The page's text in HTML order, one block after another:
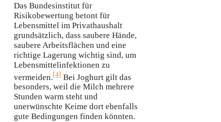
Das Bundesinstitut für
Risikobewertung betont für
Lebensmittel im Privathaushalt
grundsätzlich, dass saubere Hände,
saubere Arbeitsflächen und eine
richtige Lagerung wichtig sind, um
Lebensmittelinfektionen zu
vermeiden.[4] Bei Joghurt gilt das
besonders, weil die Milch mehrere
Stunden warm steht und
unerwünschte Keime dort ebenfalls
gute Bedingungen finden könnten.